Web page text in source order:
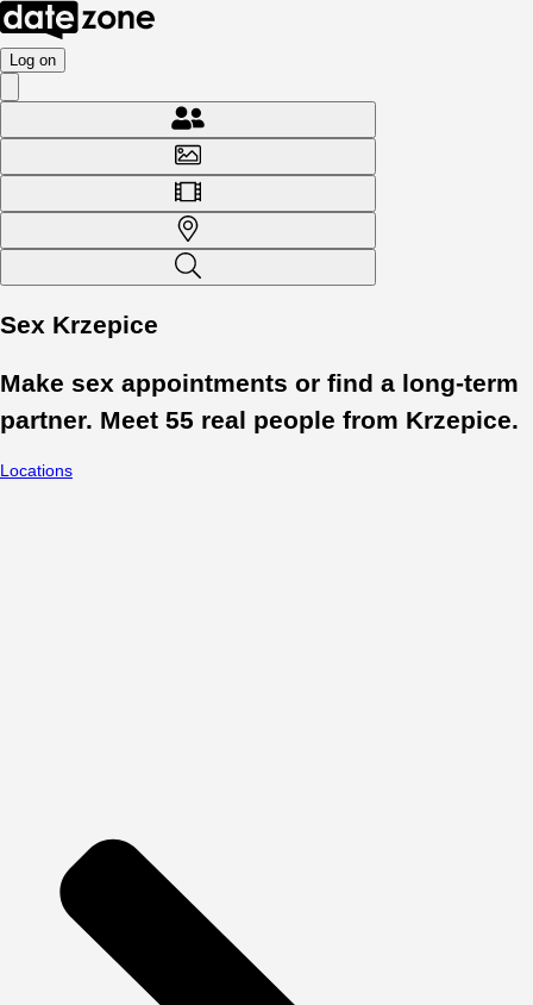
Log on
Sex Krzepice
Make sex appointments or find a long-term
partner. Meet 55 real people from Krzepice.
Locations